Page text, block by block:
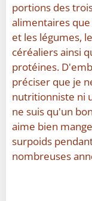
portions des
alimentaires
et les légumes,
céréaliers ainsi
protéines.
préciser que je
nutritionniste ni
ne suis qu'un
aime bien
surpoids
nombreuses